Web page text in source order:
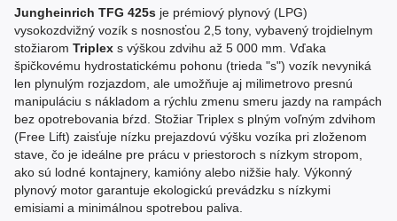
Jungheinrich TFG 425s je prémiový plynový (LPG)
vysokozdvižný vozík s nosnosťou 2,5 tony, vybavený trojdielnym
stožiarom Triplex s výškou zdvihu až 5 000 mm. Vďaka
špičkovému hydrostatickému pohonu (trieda "s") vozík nevyniká
len plynulým rozjazdom, ale umožňuje aj milimetrovo presnú
manipuláciu s nákladom a rýchlu zmenu smeru jazdy na rampách
bez opotrebovania bŕzd. Stožiar Triplex s plným voľným zdvihom
(Free Lift) zaisťuje nízku prejazdovú výšku vozíka pri zloženom
stave, čo je ideálne pre prácu v priestoroch s nízkym stropom,
ako sú lodné kontajnery, kamióny alebo nižšie haly. Výkonný
plynový motor garantuje ekologickú prevádzku s nízkymi
emisiami a minimálnou spotrebou paliva.